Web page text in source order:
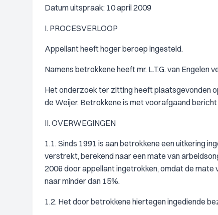
Datum uitspraak: 10 april 2009
I. PROCESVERLOOP
Appellant heeft hoger beroep ingesteld.
Namens betrokkene heeft mr. L.T.G. van Engelen
Het onderzoek ter zitting heeft plaatsgevonden
de Weijer. Betrokkene is met voorafgaand
II. OVERWEGINGEN
1.1. Sinds 1991 is aan betrokkene een uitkering
verstrekt, berekend naar een mate van
2006 door appellant ingetrokken, omdat de
naar minder dan 15%.
1.2. Het door betrokkene hiertegen ingediende